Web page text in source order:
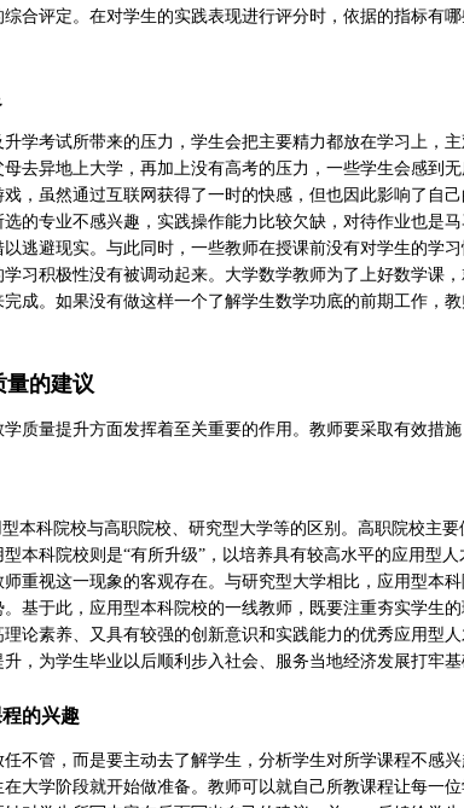
合评定。在对学生的实践表现进行评分时，依据的指标有
学考试所带来的压力，学生会把主要精力都放在学习上，
去异地上大学，再加上没有高考的压力，一些学生会感到
，虽然通过互联网获得了一时的快感，但也因此影响了自
的专业不感兴趣，实践操作能力比较欠缺，对待作业也是
逃避现实。与此同时，一些教师在授课前没有对学生的学
习积极性没有被调动起来。大学数学教师为了上好数学课
成。如果没有做这样一个了解学生数学功底的前期工作，
量的建议
质量提升方面发挥着至关重要的作用。教师要采取有效措施
本科院校与高职院校、研究型大学等的区别。高职院校主
本科院校则是“有所升级”，以培养具有较高水平的应用型
重视这一现象的客观存在。与研究型大学相比，应用型本
基于此，应用型本科院校的一线教师，既要注重夯实学生
论素养、又具有较强的创新意识和实践能力的优秀应用型
，为学生毕业以后顺利步入社会、服务当地经济发展打牢基
的兴趣
不管，而是要主动去了解学生，分析学生对所学课程不感
大学阶段就开始做准备。教师可以就自己所教课程让每一